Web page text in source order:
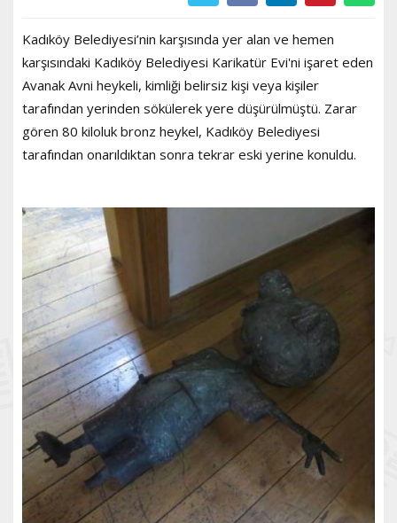
Kadıköy Belediyesi’nin karşısında yer alan ve hemen
karşısındaki Kadıköy Belediyesi Karikatür Evi'ni işaret eden
Avanak Avni heykeli, kimliği belirsiz kişi veya kişiler
tarafından yerinden sökülerek yere düşürülmüştü. Zarar
gören 80 kiloluk bronz heykel, Kadıköy Belediyesi
tarafından onarıldıktan sonra tekrar eski yerine konuldu.